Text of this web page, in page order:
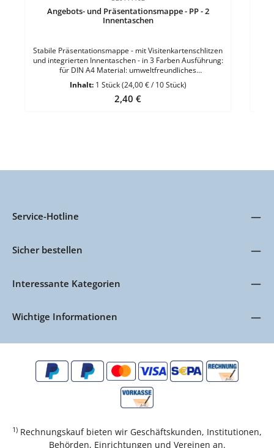
Angebots- und Präsentationsmappe - PP - 2
Innentaschen
Stabile Präsentationsmappe - mit Visitenkartenschlitzen
und integrierten Innentaschen - in 3 Farben Ausführung:
für DIN A4 Material: umweltfreundliches
PolypropylenMaterialstärke: 0,5 mm 1 VE = 10 Stück
Inhalt: 1 Stück(24,00 € / 10 Stück)
Regulärer Preis:
2,40 €
Service-Hotline
Sicher bestellen
Interessante Kategorien
Wichtige Informationen
1) Rechnungskauf bieten wir Geschäftskunden, Institutionen,
Behörden, Einrichtungen und Vereinen an.